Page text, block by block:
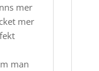
mer
mer
man